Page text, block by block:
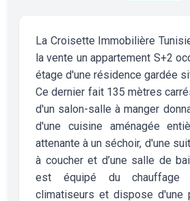
La Croisette Immobilière
la vente un appartement S+2
étage d'une résidence gardée
Ce dernier fait 135 mètres
d'un salon-salle à manger
d'une cuisine aménagée
attenante à un séchoir, d'une
à coucher et d’une salle de
est équipé du
climatiseurs et dispose d'une